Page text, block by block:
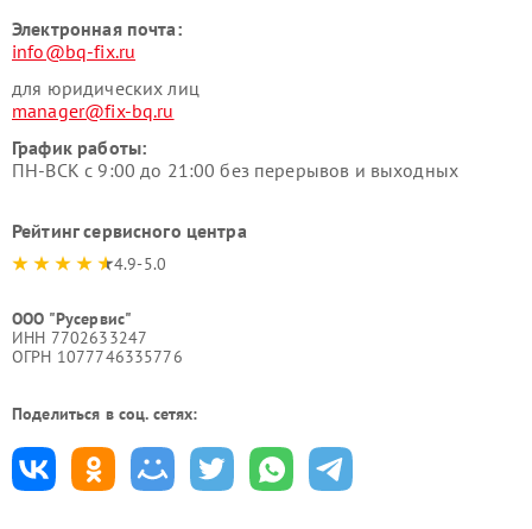
Электронная почта:
info@bq-fix.ru
для юридических лиц
manager@fix-bq.ru
График работы:
ПН-ВСК с 9:00 до 21:00 без перерывов и выходных
Рейтинг сервисного центра
4.9-5.0
ООО "Русервис"
ИНН 7702633247
ОГРН 1077746335776
Поделиться в соц. сетях: